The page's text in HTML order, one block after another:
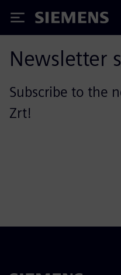
Siemens
Newsletter
Subscribe to the
Zrt!